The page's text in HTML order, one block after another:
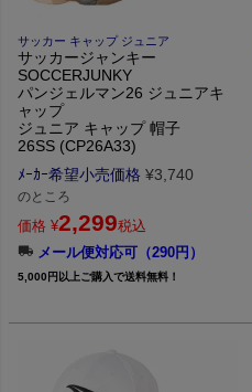
サッカー キャップ ジュニア
サッカージャンキー
SOCCERJUNKY
パンジェルマン26 ジュニアキ
ャップ
ジュニア キャップ 帽子
26SS (CP26A33)
ﾒｰｶｰ希望小売価格 ¥3,740
のところ
価格 ¥2,299税込
メール便対応可（290円）
5,000円以上ご購入で送料無料！